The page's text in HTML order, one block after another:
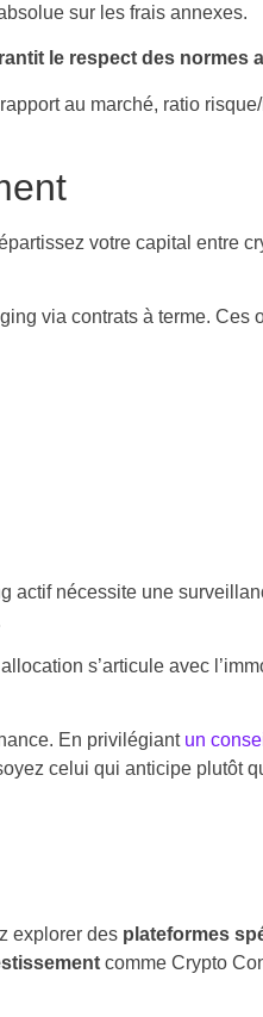
sur les frais annexes.
le respect des normes
au marché, ratio
votre capital entre
via contrats à terme. Ces
actif nécessite une
s’articule avec
En privilégiant un
celui qui anticipe plutôt
explorer des plateformes
comme Crypto